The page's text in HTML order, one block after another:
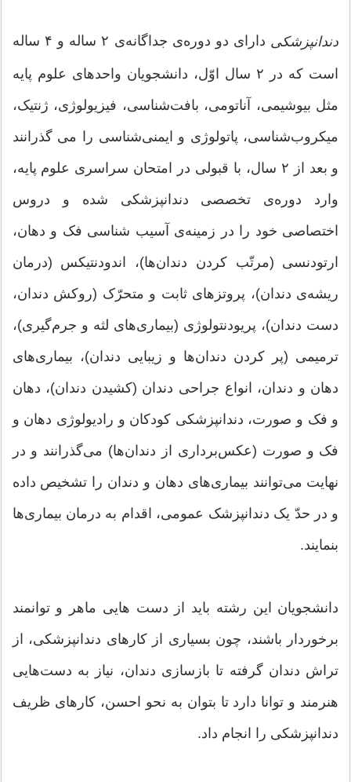
دندانپزشکی دارای دو دوره‌ی جداگانه‌ی ۲ ساله و ۴ ساله
است که در ۲ سال اوّل، دانشجویان واحدهای علوم پایه
مثل بیوشیمی، آناتومی، بافت‌شناسی، فیزیولوژی، ژنتیک،
میکروب‌شناسی، پاتولوژی و ایمنی‌شناسی را می گذرانند
و بعد از ۲ سال، با قبولی در امتحان سراسری علوم پایه،
وارد دوره‌ی تخصصی دندانپزشکی شده و دروس
اختصاصی خود را در زمینه‌ی آسیب شناسی فک و دهان،
ارتودنسی (مرتّب کردن دندان‌ها)، اندودنتیکس (درمان
ریشه‌ی دندان)، پروتزهای ثابت و متحرّک (روکش دندان،
دست دندان)، پریودنتولوژی (بیماری‌های لثه و جرم‌گیری)،
ترمیمی (پر کردن دندان‌ها و زیبایی دندان)، بیماری‌های
دهان و دندان، انواع جراحی دندان (کشیدن دندان)، دهان
و فک و صورت، دندانپزشکی کودکان و رادیولوژی دهان و
فک و صورت (عکس‌برداری از دندان‌ها) می‌گذرانند و در
نهایت می‌توانند بیماری‌های دهان و دندان را تشخیص داده
و در حدّ یک دندانپزشک عمومی، اقدام به درمان بیماری‌ها
بنمایند.
دانشجویان این رشته باید از دست هایی ماهر و توانمند
برخوردار باشند، چون بسیاری از کارهای دندانپزشکی، از
تراش دندان گرفته تا بازسازی دندان، نیاز به دست‌هایی
هنرمند و توانا دارد تا بتوان به نحو احسن، کارهای ظریف
دندانپزشکی را انجام داد.